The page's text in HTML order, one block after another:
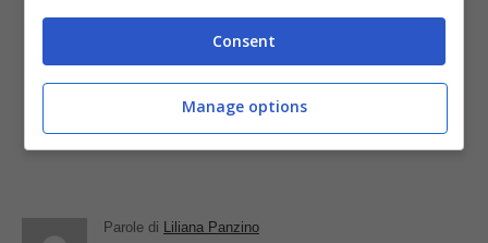
un contenitore o comunque coprendola per
evitare che si secchi troppo a contatto con la
temperatura bassa.
Parole di Liliana Panzino
Consent
Manage options